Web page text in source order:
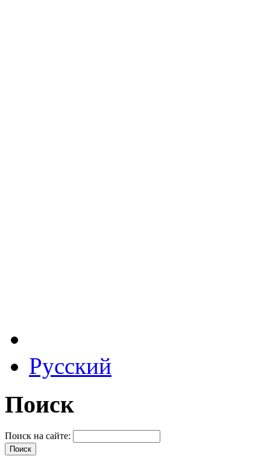
Русский
Поиск
Поиск на сайте: